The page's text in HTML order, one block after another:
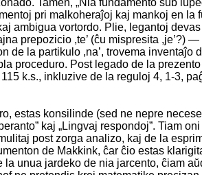
Tamen, „Nia fundamento sub
pri malkoheraĵoj kaj mankoj en
ambigua vortordo. Plie, legantoj
prepozicio ,te’ (ĉu mispresita ,je’?)
de la partikulo ,na’, trovema
proceduro. Post legado de la
k.s., inkluzive de la reguloj 4, 1-3,
estas konsilinde (sed ne nepre
kaj „Lingvaj respondoj”. Tiam
post zorga analizo, kaj de la
de Makkink, ĉar ĉio estas
la unua jardeko de nia jarcento, ĉiam